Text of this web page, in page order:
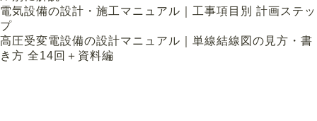
電気設備の設計・施工マニュアル｜工事項目別 計画ステッ
プ
高圧受変電設備の設計マニュアル｜単線結線図の見方・書
き方 全14回＋資料編